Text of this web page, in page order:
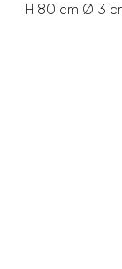
H 80 cm Ø 3